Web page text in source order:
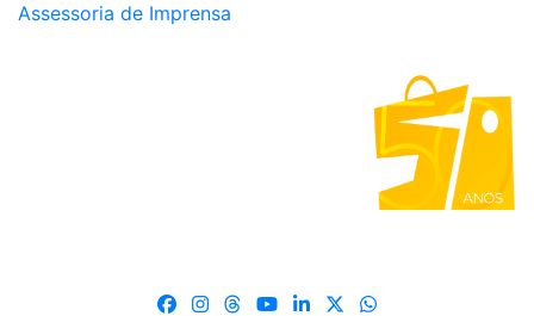
Assessoria de Imprensa